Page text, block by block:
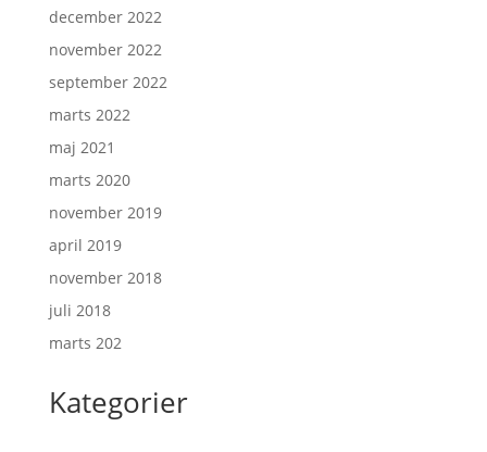
december 2022
november 2022
september 2022
marts 2022
maj 2021
marts 2020
november 2019
april 2019
november 2018
juli 2018
marts 202
Kategorier